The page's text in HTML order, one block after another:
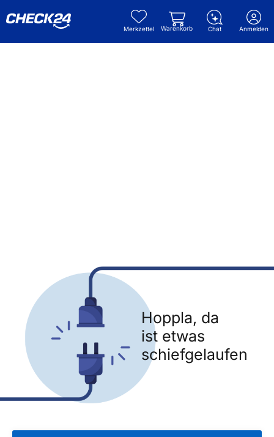
Merkzettel Warenkorb Chat Anmelden
Hoppla, da
ist etwas
schiefgelaufen